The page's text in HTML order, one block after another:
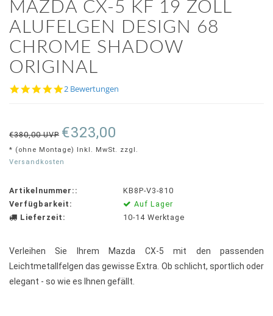
MAZDA CX-5 KF 19 ZOLL
ALUFELGEN DESIGN 68
CHROME SHADOW
ORIGINAL
5.0
2 Bewertungen
€380,00 UVP €323,00
* (ohne Montage) Inkl. MwSt. zzgl.
Versandkosten
Artikelnummer::
KB8P-V3-810
Verfügbarkeit:
Auf Lager
Lieferzeit:
10-14 Werktage
Verleihen Sie Ihrem Mazda CX-5 mit den passenden
Leichtmetallfelgen das gewisse Extra. Ob schlicht, sportlich oder
elegant - so wie es Ihnen gefällt.